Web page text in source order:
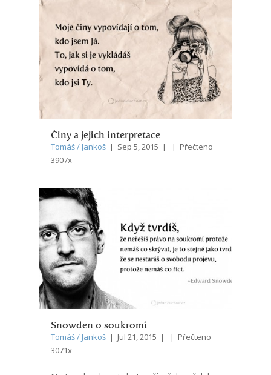
Činy a jejich interpretace
Tomáš / Jankoš | Sep 5, 2015 | | Přečteno
3907x
Snowden o soukromí
Tomáš / Jankoš | Jul 21, 2015 | | Přečteno
3071x